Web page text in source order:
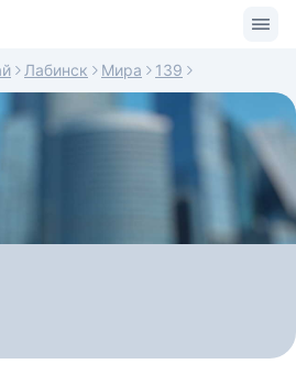
Лабинск Мира 139